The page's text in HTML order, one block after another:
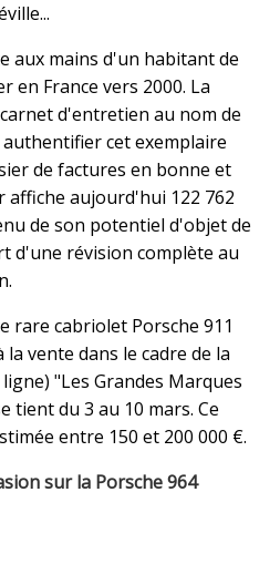
aux mains d'un habitant de
en France vers 2000. La
d'entretien au nom de
cet exemplaire
de factures en bonne et
affiche aujourd'hui 122 762
de son potentiel d'objet de
d'une révision complète au
rare cabriolet Porsche 911
vente dans le cadre de la
"Les Grandes Marques
tient du 3 au 10 mars. Ce
entre 150 et 200 000 €.
sur la Porsche 964